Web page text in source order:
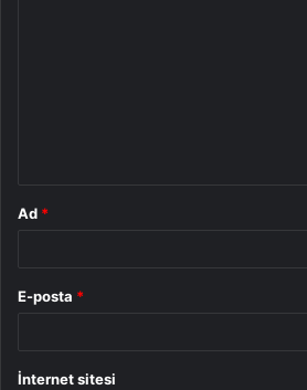
Ad *
E-posta *
İnternet sitesi